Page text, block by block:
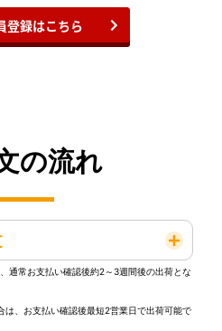
登録はこちら
の流れ
通常お支払い確認後約2～3週間後の出荷とな
は、お支払い確認後最短2営業日で出荷可能で